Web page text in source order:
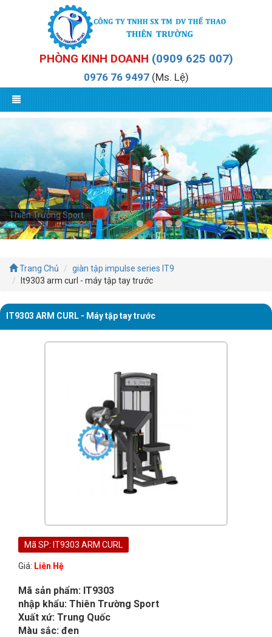
PHÒNG KINH DOANH (0909 625 007)
0976 76 9497(Ms. Lệ)
Thiên Trường Sport
Trang Chủ
giàn tập impulse series IT9
It9303 arm curl - máy tập tay trước
IT9303 ARM CURL - Máy tập tay trước
Mã SP: IT9303 ARM CURL
Giá: Liên Hệ
Mã sản phẩm: IT9303
nhập khẩu: Thiên Trường Sport
Xuất xứ: Trung Quốc
Màu sắc: đen